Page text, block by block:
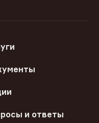
и ответы